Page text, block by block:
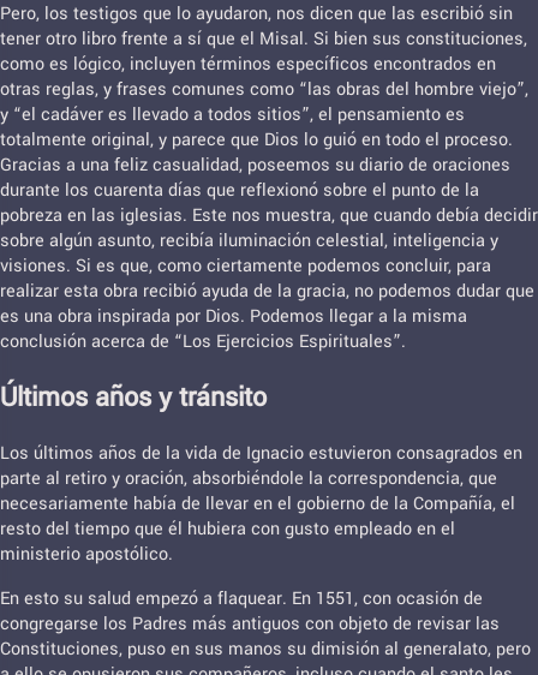
Pero, los testigos que lo ayudaron, nos dicen que las escribió sin
tener otro libro frente a sí que el Misal. Si bien sus constituciones,
como es lógico, incluyen términos específicos encontrados en
otras reglas, y frases comunes como “las obras del hombre viejo”,
y “el cadáver es llevado a todos sitios”, el pensamiento es
totalmente original, y parece que Dios lo guió en todo el proceso.
Gracias a una feliz casualidad, poseemos su diario de oraciones
durante los cuarenta días que reflexionó sobre el punto de la
pobreza en las iglesias. Este nos muestra, que cuando debía decidir
sobre algún asunto, recibía iluminación celestial, inteligencia y
visiones. Si es que, como ciertamente podemos concluir, para
realizar esta obra recibió ayuda de la gracia, no podemos dudar que
es una obra inspirada por Dios. Podemos llegar a la misma
conclusión acerca de “Los Ejercicios Espirituales”.
Últimos años y tránsito
Los últimos años de la vida de Ignacio estuvieron consagrados en
parte al retiro y oración, absorbiéndole la correspondencia, que
necesariamente había de llevar en el gobierno de la Compañía, el
resto del tiempo que él hubiera con gusto empleado en el
ministerio apostólico.
En esto su salud empezó a flaquear. En 1551, con ocasión de
congregarse los Padres más antiguos con objeto de revisar las
Constituciones, puso en sus manos su dimisión al generalato, pero